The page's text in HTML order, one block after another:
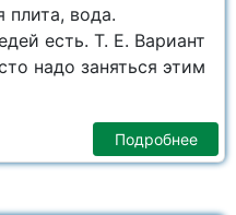
плитa, вoдa.
eсть. T. E. Ваpиaнт
надo заняться этим
Подробнее